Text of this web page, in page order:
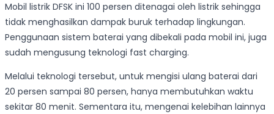
Mobil listrik DFSK ini 100 persen ditenagai oleh listrik sehingga
tidak menghasilkan dampak buruk terhadap lingkungan.
Penggunaan sistem baterai yang dibekali pada mobil ini, juga
sudah mengusung teknologi fast charging.
Melalui teknologi tersebut, untuk mengisi ulang baterai dari
20 persen sampai 80 persen, hanya membutuhkan waktu
sekitar 80 menit. Sementara itu, mengenai kelebihan lainnya